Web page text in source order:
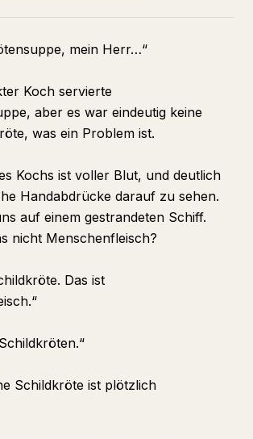
mein Herr…“
Koch servierte
aber es war eindeutig keine
was ein Problem ist.
Kochs ist voller Blut, und deutlich
Handabdrücke darauf zu sehen.
auf einem gestrandeten Schiff.
nicht Menschenfleisch?
Das ist
Schildkröte ist plötzlich